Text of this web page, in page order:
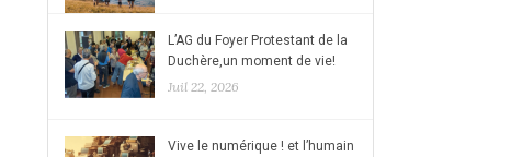
L’AG du Foyer Protestant de la
Duchère,un moment de vie!
Juil 22, 2026
Vive le numérique ! et l’humain